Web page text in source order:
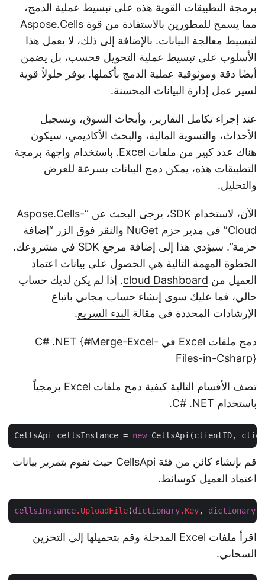
برمجة التطبيقات القوية هذه على تبسيط عملية الدمج،
مما يسمح للمطورين بالاستفادة من قوة Aspose.Cells
لتبسيط معالجة البيانات. بالإضافة إلى ذلك، لا يعمل هذا
الأسلوب على تبسيط عملية التحويل فحسب، بل يضمن
أيضًا دقة وموثوقية عملية الدمج بأكملها. يوفر حلولاً قوية
لسير عمل إدارة البيانات المحسنة.
عند إجراء تكامل التقارير، وأبحاث السوق، وتسجيل
الأحداث، والتسوية المالية، والبحث الأكاديمي، سيكون
هناك عدد كبير من ملفات Excel. باستخدام واجهة برمجة
التطبيقات هذه، يمكن دمج البيانات بسرعة للعرض
والتحليل.
الآن، لاستخدام SDK، يرجى البحث عن “Aspose.Cells-
Cloud” في مدير حزم NuGet والنقر فوق الزر “إضافة
حزمة”. سيؤدي هذا إلى إضافة مرجع SDK في مشروعك.
الخطوة المهمة التالية هي الحصول على بيانات اعتماد
العميل منcloud Dashboard. إذا لم يكن لديك حساب
حالي، فما عليك سوى إنشاء حساب مجاني باتباع
الإرشادات المحددة في مقالةالبدء السريع.
دمج ملفات Excel في C# .NET {#Merge-Excel-
Files-in-Csharp}
تصف الأقسام التالية كيفية دمج ملفات Excel برمجياً
باستخدام C# .NET.
CellsApi cellsInstance = new
قم بإنشاء كائن من فئة CellsApi حيث نقوم بتمرير بيانات
اعتماد العميل كوسائط.
cellsInstance.UploadFile(dictionary.Key , dictionary
اقرأ ملفات Excel المدخلة وقم بتحميلها إلى التخزين
السحابي.